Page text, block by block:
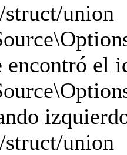
struct/union
encontró el
struct/union